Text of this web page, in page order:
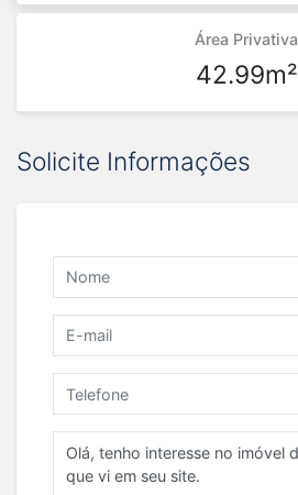
Área Privativa
42.99m²
Solicite Informações